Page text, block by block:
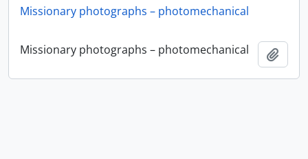
Missionary photographs – photomechanical
Missionary photographs – photomechanical